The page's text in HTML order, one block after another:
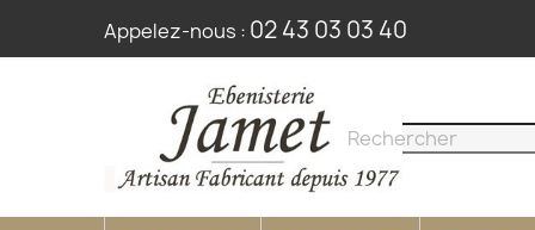
Appelez-nous : 02 43 03 03 40
clear